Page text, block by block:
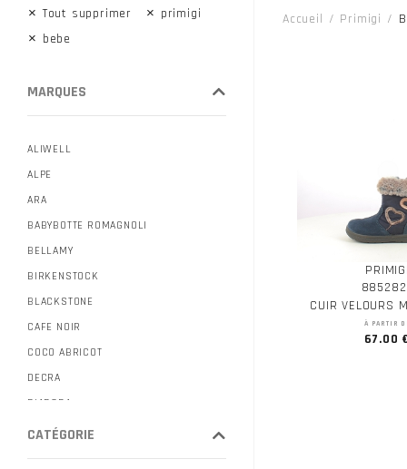
× Tout supprimer × primigi
× bebe
MARQUES
ALIWELL
ALPE
ARA
BABYBOTTE ROMAGNOLI
BELLAMY
BIRKENSTOCK
BLACKSTONE
CAFE NOIR
COCO ABRICOT
DECRA
DIADORA
DONNA LUCA
CATÉGORIE
Accueil Primigi
PRIMIGI
CUIR VELOURS
À PARTIR
67.00